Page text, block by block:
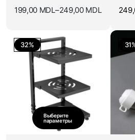
199,00 MDL–249,00 MDL
32%
Выберите
параметры